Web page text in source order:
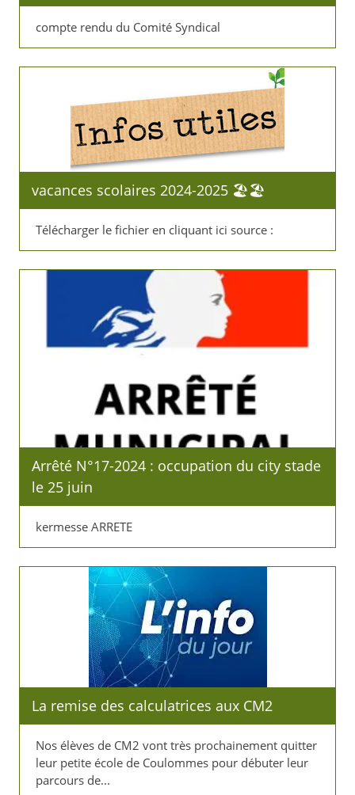
compte rendu du Comité Syndical
vacances scolaires 2024-2025 🏖️🏖️
Télécharger le fichier en cliquant ici source :
Arrêté N°17-2024 : occupation du city stade
le 25 juin
kermesse ARRETE
La remise des calculatrices aux CM2
Nos élèves de CM2 vont très prochainement quitter
leur petite école de Coulommes pour débuter leur
parcours de...